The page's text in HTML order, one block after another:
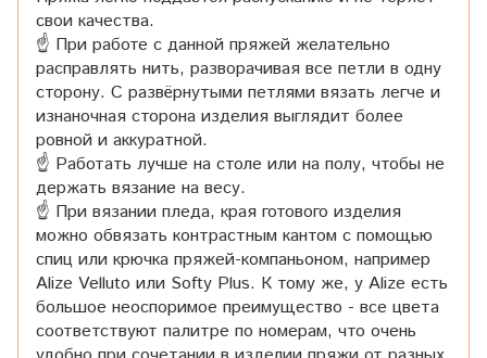
свои качества.
☝ При работе с данной пряжей желательно
расправлять нить, разворачивая все петли в одну
сторону. С развёрнутыми петлями вязать легче и
изнаночная сторона изделия выглядит более
ровной и аккуратной.
☝ Работать лучше на столе или на полу, чтобы не
держать вязание на весу.
☝ При вязании пледа, края готового изделия
можно обвязать контрастным кантом с помощью
спиц или крючка пряжей-компаньоном, например
Alize Velluto или Softy Plus. К тому же, у Alize есть
большое неоспоримое преимущество - все цвета
соответствуют палитре по номерам, что очень